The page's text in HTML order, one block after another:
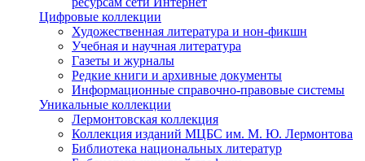
Цифровые коллекции
Художественная литература и нон-фикшн
Учебная и научная литература
Газеты и журналы
Редкие книги и архивные документы
Информационные справочно-правовые системы
Уникальные коллекции
Лермонтовская коллекция
Коллекция изданий МЦБС им. М. Ю. Лермонтова
Библиотека национальных литератур